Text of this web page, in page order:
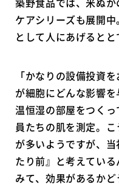
ケアシリーズも展開
として人にあげるとと
「かなりの設備投資
が細胞にどんな影響
温恒湿の部屋をつく
員たちの肌を測定。
が多いようですが、
たり前』と考えてい
みて、効果があるか